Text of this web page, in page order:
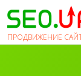
ПРОДВИЖЕНИЕ